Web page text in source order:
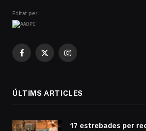
Editat per:
Facebook
X
Instagram
ÚLTIMS ARTICLES
17 estrebades per